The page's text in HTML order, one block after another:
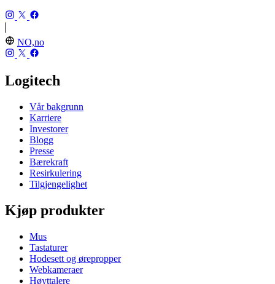
NO,no
Logitech
Vår bakgrunn
Karriere
Investorer
Blogg
Presse
Bærekraft
Resirkulering
Tilgjengelighet
Kjøp produkter
Mus
Tastaturer
Hodesett og ørepropper
Webkameraer
Høyttalere